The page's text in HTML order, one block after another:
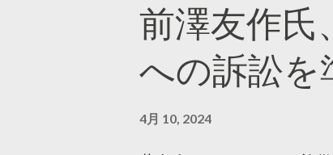
https://
前澤友作氏
への訴訟を
4月 10, 2024